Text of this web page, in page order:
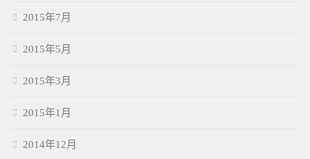
2015年7月
2015年5月
2015年3月
2015年1月
2014年12月